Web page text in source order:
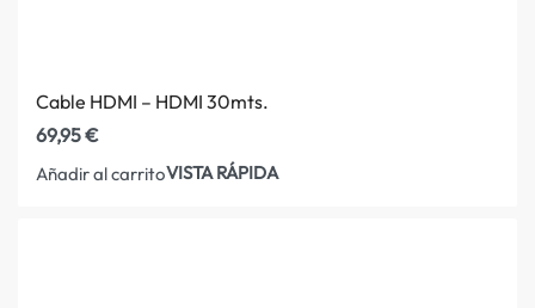
Cable HDMI – HDMI 30mts.
69,95€
Añadir al carritoVISTA RÁPIDA